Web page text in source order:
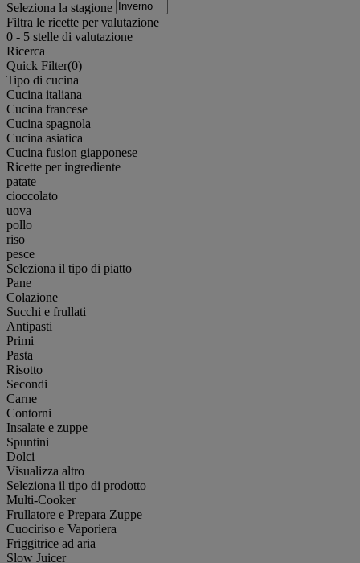
Seleziona la stagione
Filtra le ricette per valutazione
0 - 5 stelle di valutazione
Ricerca
Quick Filter(0)
Tipo di cucina
Cucina italiana
Cucina francese
Cucina spagnola
Cucina asiatica
Cucina fusion giapponese
Ricette per ingrediente
patate
cioccolato
uova
pollo
riso
pesce
Seleziona il tipo di piatto
Pane
Colazione
Succhi e frullati
Antipasti
Primi
Pasta
Risotto
Secondi
Carne
Contorni
Insalate e zuppe
Spuntini
Dolci
Visualizza altro
Seleziona il tipo di prodotto
Multi-Cooker
Frullatore e Prepara Zuppe
Cuociriso e Vaporiera
Friggitrice ad aria
Slow Juicer